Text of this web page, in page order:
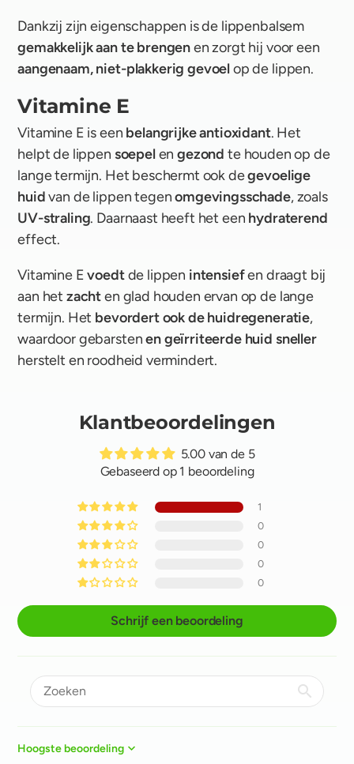
Dankzij zijn eigenschappen is de lippenbalsem
gemakkelijk aan te brengenen zorgt hij voor een
aangenaam, niet-plakkerig gevoelop de lippen.
Vitamine E
Vitamine E is een belangrijke antioxidant. Het
helpt de lippen soepelengezond te houden op de
lange termijn. Het beschermt ook degevoelige
huidvan de lippen tegenomgevingsschade, zoals
UV-straling. Daarnaast heeft het een hydraterend
effect.
Vitamine Evoedtde lippen intensiefen draagt bij
aan het zachten glad houden ervan op de lange
termijn. Het bevordert ook de huidregeneratie,
waardoor gebarstenen geïrriteerde huid sneller
herstelt en roodheid vermindert.
Klantbeoordelingen
5.00 van de 5
Gebaseerd op 1 beoordeling
1
0
0
0
0
Schrijf een beoordeling
Sort by